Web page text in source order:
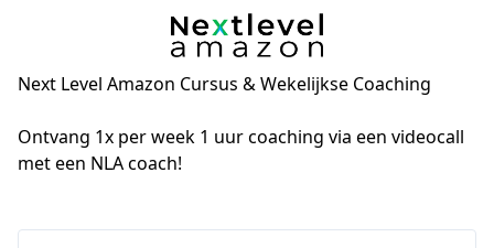
Next Level Amazon Cursus & Wekelijkse Coaching
Ontvang 1x per week 1 uur coaching via een videocall
met een NLA coach!